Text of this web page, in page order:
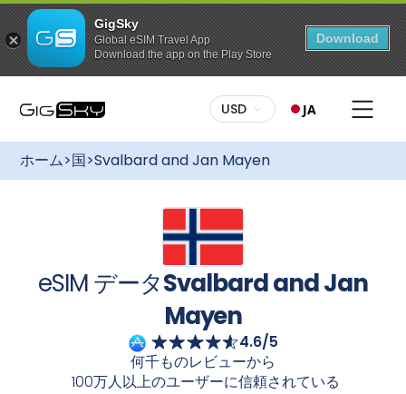
GigSky
Global eSIM Travel App
Download the app on the Play Store
Download
このプランを購入するには
豊富なプラン：
あなたにぴったりのプランをお選びくださ
い。データ量制限付きプランでも、無制限プランでも、
and Jan Mayen国際eSIMなら、ローミング料金を気にせ
ず、快適にインターネットに接続できます
GigSkyのご利用開始は簡単です。デ
るか、メールの指示に従ってQRコードからダウンロードし
高く、安定したインターネット接続をお楽しみください
Svalbard and Jan Mayen
柔軟なアクティベーション：ご旅行の計画はお早めに！ご
旅行前にデータプランを購入し、eSIMをインストールして
ください。ご到着後、eSIMの電源を入れると自動的にアク
ティベートされます。シームレスな接続をお楽しみくださ
無料のグローバルデータプラン
最大3GBのデータ通信 / 175カ国以上で利用可能
特定の国・地域向けのデータ使い放題プラン
すべてのプランが最大30%オフ
陸でも海でも楽しめる、常時適用される割引
USD JA
ホーム>国>Svalbard and Jan Mayen
eSIM データSvalbard and Jan
Mayen
4.6/5
何千ものレビューから
100万人以上のユーザーに信頼されている